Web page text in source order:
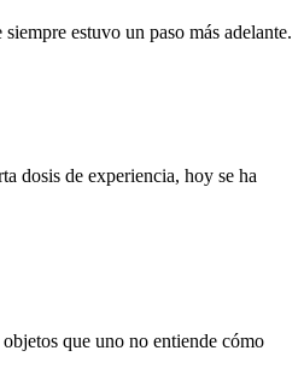
estuvo un paso más adelante.
dosis de experiencia, hoy se ha
que uno no entiende cómo